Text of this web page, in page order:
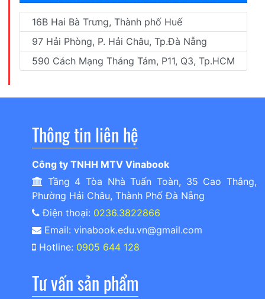
16B Hai Bà Trưng, Thành phố Huế
97 Hải Phòng, P. Hải Châu, Tp.Đà Nẵng
590 Cách Mạng Tháng Tám, P11, Q3, Tp.HCM
Thông tin liên hệ
Công ty TNHH MTV Vinabook
Tầng 4 Tòa Nhà Tuấn Toàn, 35 Cao Thắng,
Phường Hải Châu, Thành Phố Đà Nẵng
Điện thoại: 0236.3822866
Email: vinabook.edu.vn@gmail.com
Hotline: 0905 644 128
Tư vấn sản phẩm